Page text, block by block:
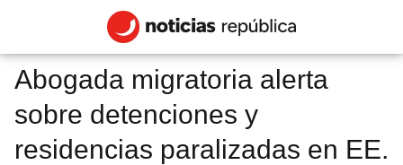
Abogada migratoria alerta
sobre detenciones y
residencias paralizadas en EE.